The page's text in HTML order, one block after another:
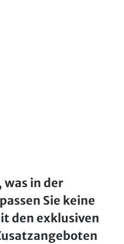
was in der
Sie keine
den exklusiven